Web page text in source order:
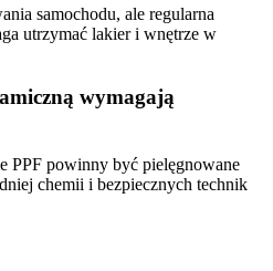
samochodu, ale regularna
utrzymać lakier i wnętrze w
wymagają
PPF powinny być pielęgnowane
chemii i bezpiecznych technik